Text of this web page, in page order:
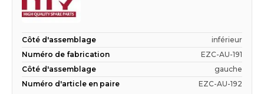
Côté d'assemblage
inférieur
Numéro de fabrication
EZC-AU-191
Côté d'assemblage
gauche
Numéro d'article en paire
EZC-AU-192